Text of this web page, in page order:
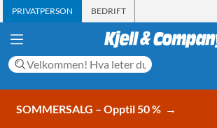
PRIVATPERSON BEDRIFT
SOMMERSALG – Opptil 50 % →